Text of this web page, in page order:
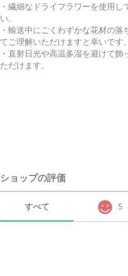
・繊細なドライフラワーを使用
い。
・輸送中にごくわずかな花材の
てご理解いただけますと幸いです。
・直射日光や高温多湿を避けて
ただけます。
ショップの評価
すべて 5